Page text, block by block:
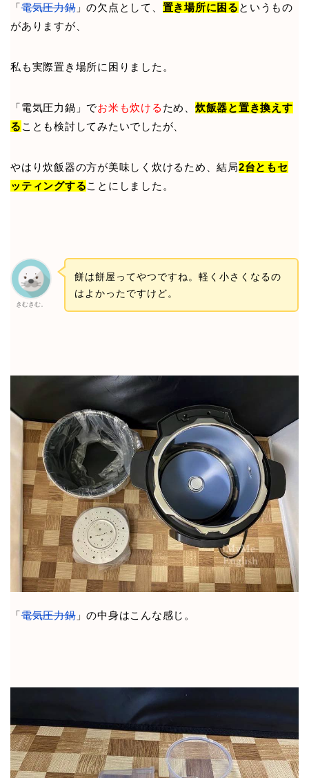
「電気圧力鍋」の欠点として、 置き場所に困る というもの
がありますが、
私も実際置き場所に困りました。
「電気圧力鍋」でお米も炊ける ため、 炊飯器と置き換えす
る ことも検討してみたいでしたが、
やはり炊飯器の方が美味しく炊けるため、結局2台ともセ
ッティングすることにしました。
きむきむ。
餅は餅屋ってやつですね。軽く小さくなるの
はよかったですけど。
「電気圧力鍋」の中身はこんな感じ。